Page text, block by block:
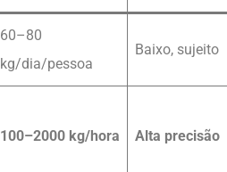
60–80
kg/dia/pessoa
Baixo, sujeito
100–2000 kg/hora Alta precisão